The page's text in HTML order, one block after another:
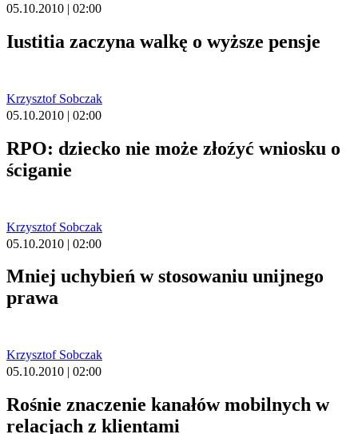
05.10.2010 | 02:00
Iustitia zaczyna walkę o wyższe pensje
Krzysztof Sobczak
05.10.2010 | 02:00
RPO: dziecko nie może złoźyć wniosku o
ściganie
Krzysztof Sobczak
05.10.2010 | 02:00
Mniej uchybień w stosowaniu unijnego
prawa
Krzysztof Sobczak
05.10.2010 | 02:00
Rośnie znaczenie kanałów mobilnych w
relacjach z klientami